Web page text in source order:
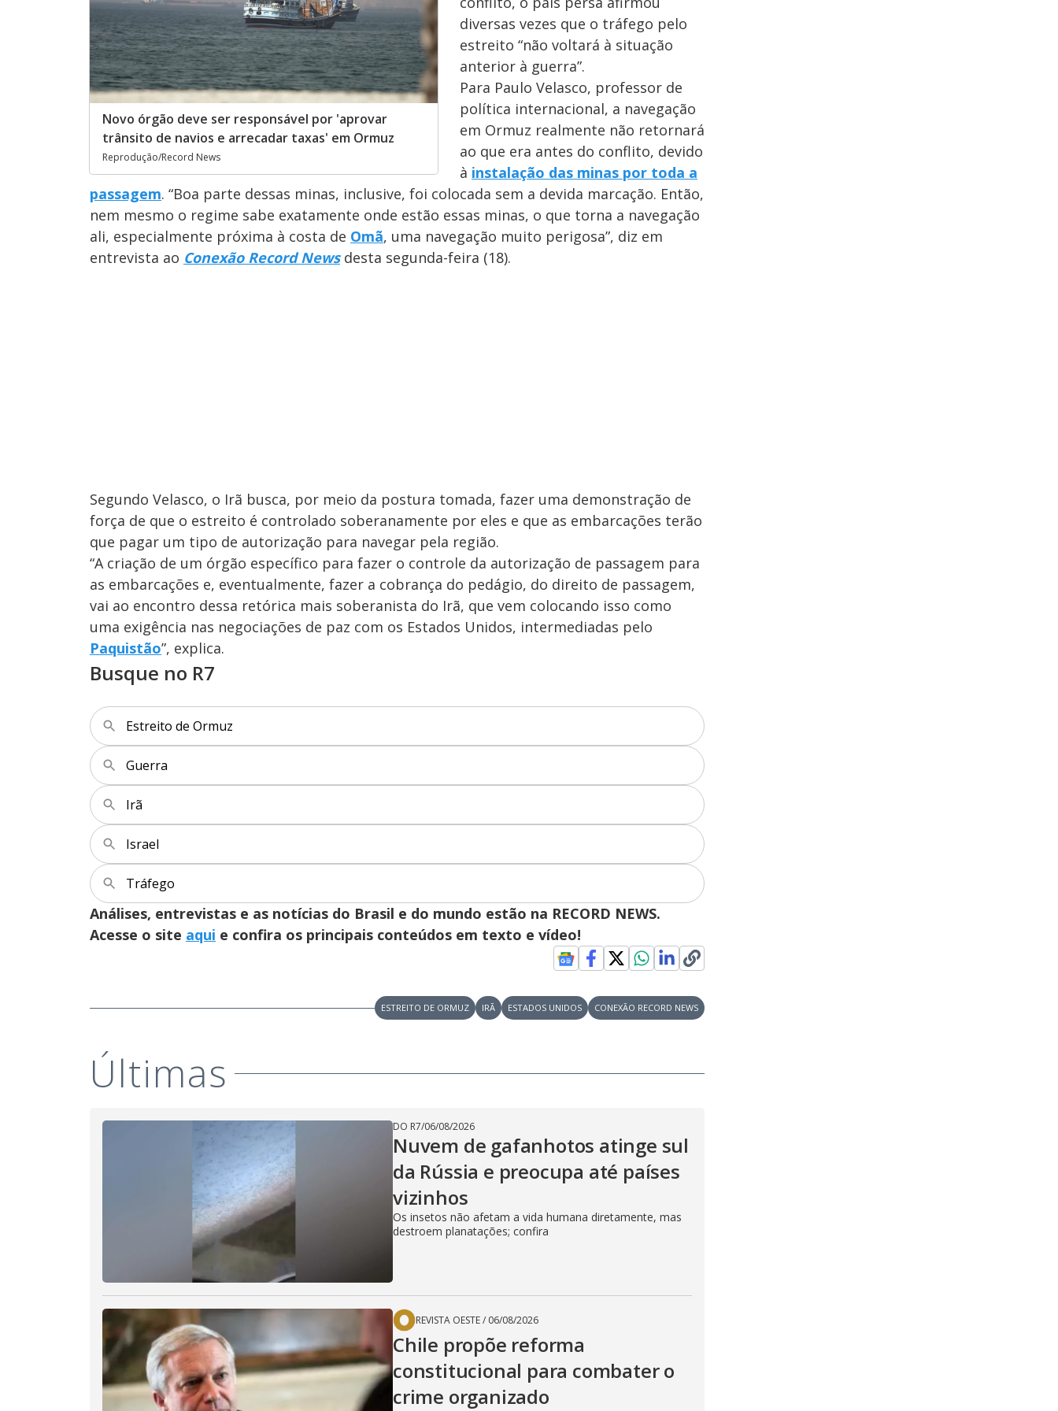
Novo órgão deve ser responsável por 'aprovar
trânsito de navios e arrecadar taxas' em Ormuz
Reprodução/Record News
diversas vezes que o tráfego pelo
estreito “não voltará à situação
anterior à guerra”.
Para Paulo Velasco, professor de
política internacional, a navegação
em Ormuz realmente não retornará
ao que era antes do conflito, devido
à instalação das minas por toda a
passagem. “Boa parte dessas minas, inclusive, foi colocada sem a devida marcação. Então,
nem mesmo o regime sabe exatamente onde estão essas minas, o que torna a navegação
ali, especialmente próxima à costa de Omã, uma navegação muito perigosa”, diz em
entrevista ao Conexão Record Newsdesta segunda-feira (18).
Segundo Velasco, o Irã busca, por meio da postura tomada, fazer uma demonstração de
força de que o estreito é controlado soberanamente por eles e que as embarcações terão
que pagar um tipo de autorização para navegar pela região.
“A criação de um órgão específico para fazer o controle da autorização de passagem para
as embarcações e, eventualmente, fazer a cobrança do pedágio, do direito de passagem,
vai ao encontro dessa retórica mais soberanista do Irã, que vem colocando isso como
uma exigência nas negociações de paz com os Estados Unidos, intermediadas pelo
Paquistão”, explica.
Busque no R7
Estreito de Ormuz
Guerra
Irã
Israel
Tráfego
Análises, entrevistas e as notícias do Brasil e do mundo estão na RECORD NEWS.
Acesse o site aqui e confira os principais conteúdos em texto e vídeo!
ESTREITO DE ORMUZ IRÃ ESTADOS UNIDOS CONEXÃO RECORD NEWS
Últimas
DO R7/06/08/2026
Nuvem de gafanhotos atinge sul
da Rússia e preocupa até países
vizinhos
Os insetos não afetam a vida humana diretamente, mas
destroem planatações; confira
REVISTA OESTE/ 06/08/2026
Chile propõe reforma
constitucional para combater o
crime organizado